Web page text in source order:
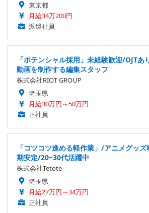
東京都
月給34万200円
派遣社員
「ポテンシャル採用」未経験歓迎/OJTあ
動画を制作する編集スタッフ
株式会社RIOT GROUP
埼玉県
月給30万円～50万円
正社員
「コツコツ進める軽作業」/アニメグッ
期安定/20~30代活躍中
株式会社Tetote
埼玉県
月給27万円～34万円
正社員